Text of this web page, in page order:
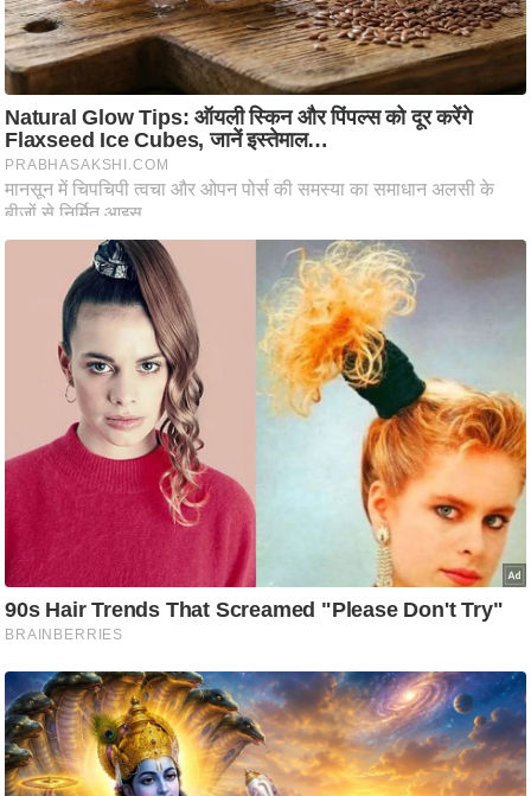
प
र
स
मी
क्षा
ध
र्म
ज्यो
मा
र्म
स्थ
ल
त
त्यो
हा
र